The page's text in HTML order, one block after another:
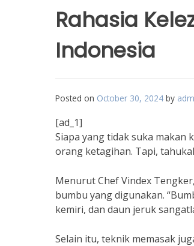
Rahasia
Indonesia
Posted on October 30, 2024 by
[ad_1]
Siapa yang tidak suka makan
orang ketagihan. Tapi,
Menurut Chef Vindex
bumbu yang digunakan.
kemiri, dan daun jeruk
Selain itu, teknik memasak